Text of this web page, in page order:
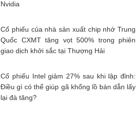
Nvidia
Cổ phiếu của nhà sản xuất chip nhớ Trung
Quốc CXMT tăng vọt 500% trong phiên
giao dịch khởi sắc tại Thượng Hải
Cổ phiếu Intel giảm 27% sau khi lập đỉnh:
Điều gì có thể giúp gã khổng lồ bán dẫn lấy
lại đà tăng?